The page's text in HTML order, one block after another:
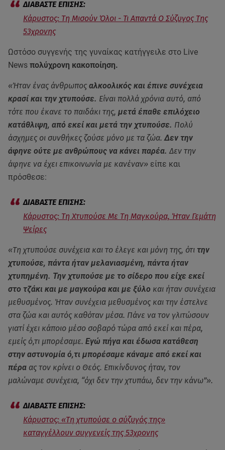
Κάρυστος: Τη Μισούν Όλοι - Τι Απαντά Ο Σύζυγος Της
53χρονης
Ωστόσο συγγενής της γυναίκας κατήγγειλε στο Live
News πολύχρονη κακοποίηση.
«Ήταν ένας άνθρωπος αλκοολικός και έπινε συνέχεια
κρασί και την χτυπούσε. Είναι πολλά χρόνια αυτό, από
τότε που έκανε το παιδάκι της, μετά έπαθε επιλόχειο
κατάθλιψη, από εκεί και μετά την χτυπούσε. Πολύ
άσχημες οι συνθήκες ζούσε μόνο με τα ζώα.Δεν την
άφηνε ούτε με ανθρώπους να κάνει παρέα.Δεν την
άφηνε να έχει επικοινωνία με κανέναν» είπε και
πρόσθεσε:
Κάρυστος: Τη Χτυπούσε Με Τη Μαγκούρα, Ήταν Γεμάτη
Ψείρες
«Τη χτυπούσε συνέχεια και το έλεγε και μόνη της, ότι την
χτυπούσε, πάντα ήταν μελανιασμένη, πάντα ήταν
χτυπημένη. Την χτυπούσε με το σίδερο που είχε εκεί
στο τζάκι και με μαγκούρα και με ξύλο και ήταν συνέχεια
μεθυσμένος. Ήταν συνέχεια μεθυσμένος και την έστελνε
στα ζώα και αυτός καθόταν μέσα. Πάνε να τον γλιτώσουν
γιατί έχει κάποιο μέσο σοβαρό τώρα από εκεί και πέρα,
εμείς ό,τι μπορέσαμε. Εγώ πήγα και έδωσα κατάθεση
στην αστυνομία ό,τι μπορέσαμε κάναμε από εκεί και
πέρα ας τον κρίνει ο Θεός. Επικίνδυνος ήταν, τον
μαλώναμε συνέχεια, “όχι δεν την χτυπάω, δεν την κάνω”».
Κάρυστος: «Τη χτυπούσε ο σύζυγός της»
καταγγέλλουν συγγενείς της 53χρονης